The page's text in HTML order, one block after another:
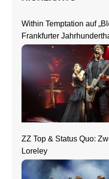
Within Temptation auf
Frankfurter
ZZ Top & Status Quo:
Loreley